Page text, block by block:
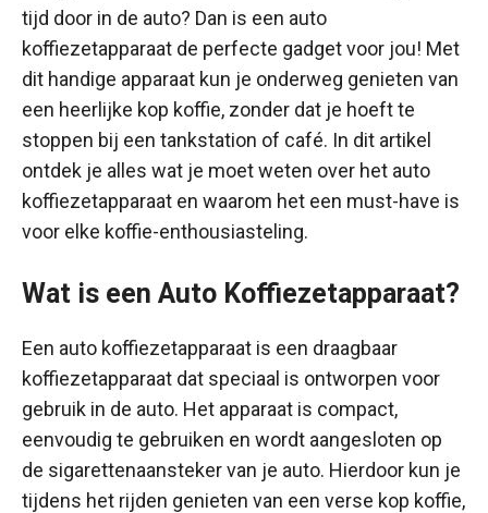
tijd door in de auto? Dan is een auto
koffiezetapparaat de perfecte gadget voor jou! Met
dit handige apparaat kun je onderweg genieten van
een heerlijke kop koffie, zonder dat je hoeft te
stoppen bij een tankstation of café. In dit artikel
ontdek je alles wat je moet weten over het auto
koffiezetapparaat en waarom het een must-have is
voor elke koffie-enthousiasteling.
Wat is een Auto Koffiezetapparaat?
Een auto koffiezetapparaat is een draagbaar
koffiezetapparaat dat speciaal is ontworpen voor
gebruik in de auto. Het apparaat is compact,
eenvoudig te gebruiken en wordt aangesloten op
de sigarettenaansteker van je auto. Hierdoor kun je
tijdens het rijden genieten van een verse kop koffie,